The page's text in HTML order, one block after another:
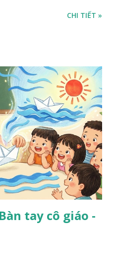
CHI TIẾT »
tay cô giáo -